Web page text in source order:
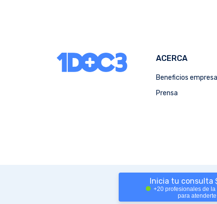
Inicia tu consulta
+20 profesionales de
para
ACERCA
Beneficios
Prensa